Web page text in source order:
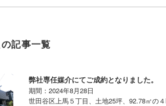
の記事一覧
弊社専任媒介にてご成約となりました。
期間：2024年8月28日
世田谷区上馬５丁目、土地25坪、92.78㎡の